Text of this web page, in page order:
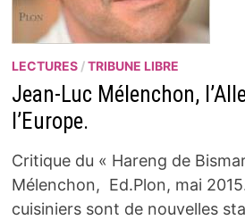
LECTURES/TRIBUNE LIBRE
Jean-Luc Mélenchon,
l’Europe.
Critique du « Hareng de
Mélenchon, Ed.Plon, mai
cuisiniers sont de nouvelles